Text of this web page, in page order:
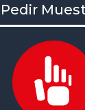
Pedir